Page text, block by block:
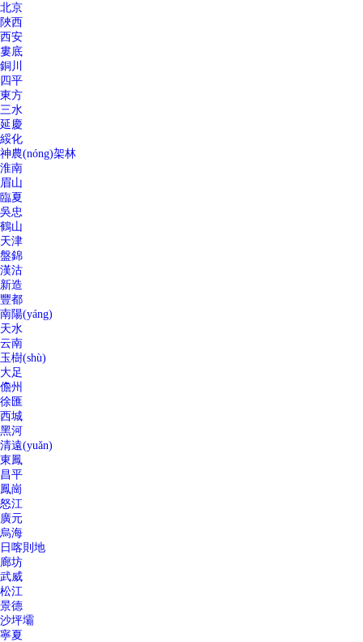
北京
陜西
西安
婁底
銅川
四平
東方
三水
延慶
綏化
神農(nóng)架林
淮南
眉山
臨夏
吳忠
鶴山
天津
盤錦
漢沽
新造
豐都
南陽(yáng)
天水
云南
玉樹(shù)
大足
儋州
徐匯
西城
黑河
清遠(yuǎn)
東鳳
昌平
鳳崗
怒江
廣元
烏海
日喀則地
廊坊
武威
松江
景德
沙坪壩
寧夏